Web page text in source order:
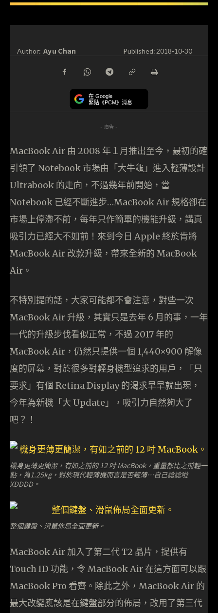
Author: Ayu Chan Published:2018-10-30
在 Google
緊貼《PCM》消息
- 廣告 -
MacBook Air 由 2008 年１月推出至今，最初的確
引領了 Notebook 市場由「大牛龜」進入輕薄設計
Ultrabook 的走向，不過幾年前開始，當
Notebook 已經不斷進步…MacBook Air 規格卻在
市場上停滯不前，每年只作簡單的機能升級，講真
吸引力已經大不如前！來到今日 Apple 終於肯將
MacBook Air 改款升級，帶來全新的 MacBook
Air。
不特別提的話，大家可能都不會注意，對些一次
MacBook Air 升級，其實只是去年 6 月的事，一年
一代的升級步伐看似正常，不過 2017 年的
MacBook Air，仍然只提供一個 1,440×900 解像
度的屏幕，對於很多對輕身機型追求的用戶，「只
要求」有個 Retina Display 的渴求早早就出現，
今年為新機「大 Update」，吸引力自然夠大了
吧？！
機身更薄更簡潔，有如之前的 12 吋 MacBook，重量都比之前輕一
點，為1.25kg，對於現代輕薄機而言是否輕薄…自己諗諗啦
XDDDD。
整個鍵盤、滑鼠佈局全面更新。
MacBook Air 加入了第二代 T2 晶片，提供有
Touch ID 功能，令 MacBook Air 在這方面可以跟
MacBook Pro 看齊。除此之外，MacBook Air 的
最大改變應該是在鍵盤部分的佈局，改用了第三代